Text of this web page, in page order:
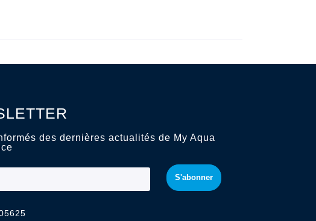
des dernières actualités de My Aqua
S'abonner